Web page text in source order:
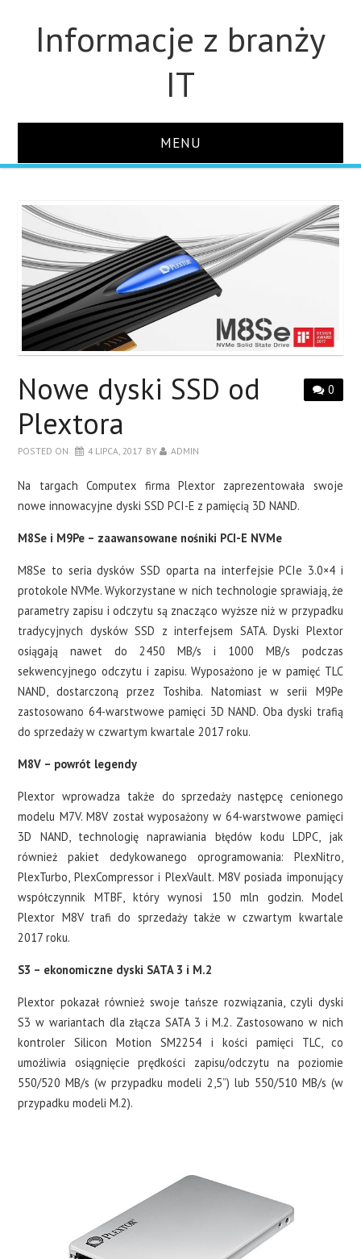
Informacje z branży
IT
MENU
DLA FIRM
DYSKI
MONITORY
SERWERY
O NAS
KONTAKT
0
Nowe dyski SSD od
Plextora
POSTED ON 4 LIPCA, 2017 BY ADMIN
Na targach Computex firma Plextor zaprezentowała swoje
nowe innowacyjne dyski SSD PCI-E z pamięcią 3D NAND.
M8Se i M9Pe – zaawansowane nośniki PCI-E NVMe
M8Se to seria dysków SSD oparta na interfejsie PCIe 3.0×4 i
protokole NVMe. Wykorzystane w nich technologie sprawiają, że
parametry zapisu i odczytu są znacząco wyższe niż w przypadku
tradycyjnych dysków SSD z interfejsem SATA. Dyski Plextor
osiągają nawet do 2450 MB/s i 1000 MB/s podczas
sekwencyjnego odczytu i zapisu. Wyposażono je w pamięć TLC
NAND, dostarczoną przez Toshiba. Natomiast w serii M9Pe
zastosowano 64-warstwowe pamięci 3D NAND. Oba dyski trafią
do sprzedaży w czwartym kwartale 2017 roku.
M8V – powrót legendy
Plextor wprowadza także do sprzedaży następcę cenionego
modelu M7V. M8V został wyposażony w 64-warstwowe pamięci
3D NAND, technologię naprawiania błędów kodu LDPC, jak
również pakiet dedykowanego oprogramowania: PlexNitro,
PlexTurbo, PlexCompressor i PlexVault. M8V posiada imponujący
współczynnik MTBF, który wynosi 150 mln godzin. Model
Plextor M8V trafi do sprzedaży także w czwartym kwartale
2017 roku.
S3 – ekonomiczne dyski SATA 3 i M.2
Plextor pokazał również swoje tańsze rozwiązania, czyli dyski
S3 w wariantach dla złącza SATA 3 i M.2. Zastosowano w nich
kontroler Silicon Motion SM2254 i kości pamięci TLC, co
umożliwia osiągnięcie prędkości zapisu/odczytu na poziomie
550/520 MB/s (w przypadku modeli 2,5”) lub 550/510 MB/s (w
przypadku modeli M.2).